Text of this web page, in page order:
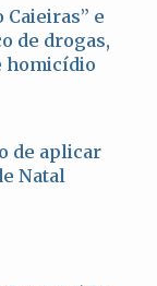
e
de drogas,
homicídio
de aplicar
Natal